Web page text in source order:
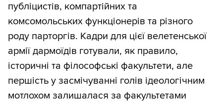
публіцистів, компартійних та
комсомольських функціонерів та різного
роду парторгів. Кадри для цієї велетенської
армії дармоїдів готували, як правило,
історичні та філософські факультети, але
першість у засмічуванні голів ідеологічним
мотлохом залишалася за факультетами